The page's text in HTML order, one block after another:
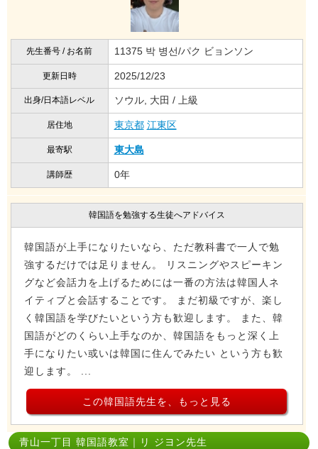
先生番号 / お名前 11375 박 병선/パク ビョンソン
更新日時 2025/12/23
出身/日本語レベル ソウル, 大田 / 上級
居住地 東京都 江東区
最寄駅 東大島
講師歴 0年
韓国語を勉強する生徒へアドバイス
韓国語が上手になりたいなら、ただ教科書で一人で勉
強するだけでは足りません。 リスニングやスピーキン
グなど会話力を上げるためには一番の方法は韓国人ネ
イティブと会話することです。 まだ初級ですが、楽し
く韓国語を学びたいという方も歓迎します。 また、韓
国語がどのくらい上手なのか、韓国語をもっと深く上
手になりたい或いは韓国に住んでみたい という方も歓
迎します。 ...
この韓国語先生を、もっと見る
青山一丁目 韓国語教室｜リ ジヨン先生